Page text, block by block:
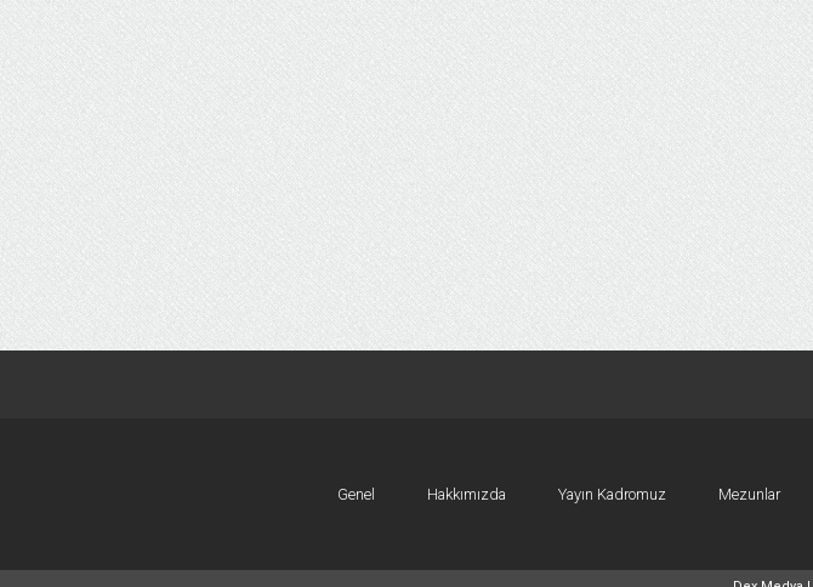
Genel Hakkımızda Yayın Kadromuz Mezunlar